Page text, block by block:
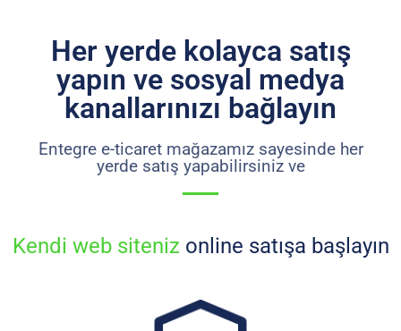
Her yerde kolayca satış
yapın ve sosyal medya
kanallarınızı bağlayın
Entegre e-ticaret mağazamız sayesinde her
yerde satış yapabilirsiniz ve
Facebook mağazasıonline satışa